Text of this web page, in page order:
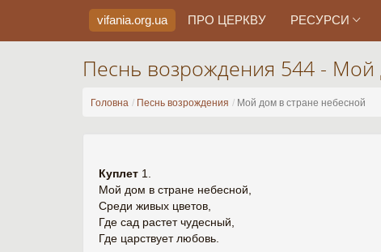
vifania.org.ua ПРО ЦЕРКВУ РЕСУРСИ
Песнь возрождения 544 - Мой
Головна Песнь возрождения Мой дом в стране небесной
Куплет 1.
Мой дом в стране небесной,
Среди живых цветов,
Где сад растет чудесный,
Где царствует любовь.